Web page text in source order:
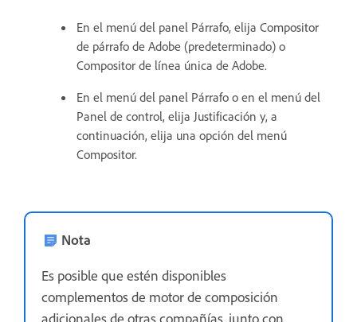
En el menú del panel Párrafo, elija Compositor
de párrafo de Adobe (predeterminado) o
Compositor de línea única de Adobe.
En el menú del panel Párrafo o en el menú del
Panel de control, elija Justificación y, a
continuación, elija una opción del menú
Compositor.
Nota
Es posible que estén disponibles
complementos de motor de composición
adicionales de otras compañías, junto con